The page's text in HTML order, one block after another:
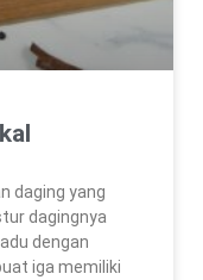
daging yang
dagingnya
dengan
iga memiliki